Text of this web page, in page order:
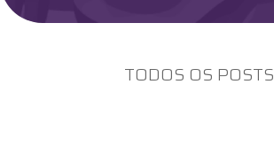
Dicas de Saúde
TODOS OS POSTS